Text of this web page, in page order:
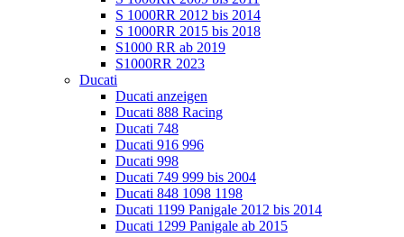
S 1000RR 2012 bis 2014
S 1000RR 2015 bis 2018
S1000 RR ab 2019
S1000RR 2023
Ducati
Ducati anzeigen
Ducati 888 Racing
Ducati 748
Ducati 916 996
Ducati 998
Ducati 749 999 bis 2004
Ducati 848 1098 1198
Ducati 1199 Panigale 2012 bis 2014
Ducati 1299 Panigale ab 2015